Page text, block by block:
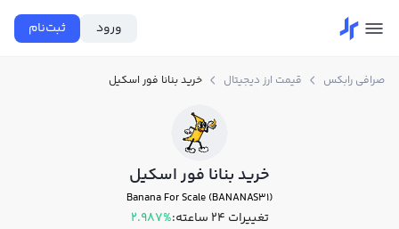
ورود ثبت‌نام
صرافی رابکس قیمت ارز دیجیتال خرید بنانا فور اسکیل
خرید بنانا فور اسکیل
Banana For Scale (BANANAS31)
تغییرات ۲۴ ساعته: 2.987%